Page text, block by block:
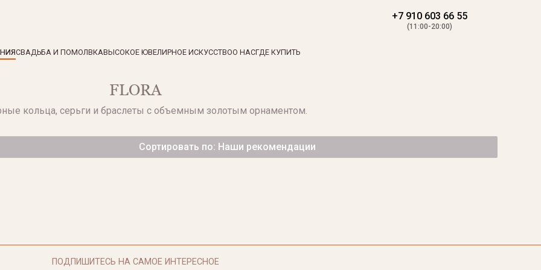
+7 910 603 66 55
(11:00-20:00)
СВАДЬБА И ПОМОЛВКАВЫСОКОЕ ЮВЕЛИРНОЕ ИСКУССТВОО НАСГДЕ КУПИТЬ
FLORA
кольца, серьги и браслеты с объемным золотым орнаментом.
Сортировать по: Наши рекомендации
ПОДПИШИТЕСЬ НА САМОЕ ИНТЕРЕСНОЕ